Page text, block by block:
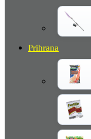
Prihrana